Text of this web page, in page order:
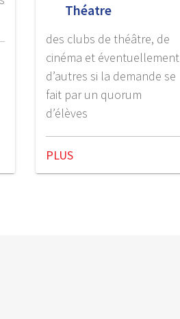
Théatre
des clubs de théâtre, de
cinéma et éventuellement
d’autres si la demande se
fait par un quorum
d’élèves
PLUS